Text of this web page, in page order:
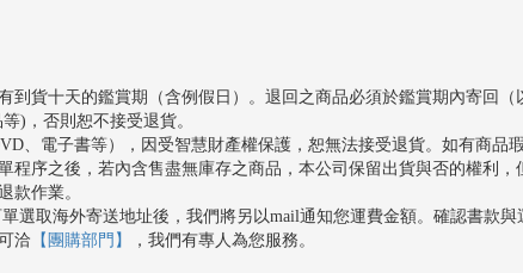
到貨十天的鑑賞期（含例假日）。退回之商品必須於鑑賞期內寄回
)，否則恕不接受退貨。
、電子書等），因受智慧財產權保護，恕無法接受退貨。如有商品
程序之後，若內含售盡無庫存之商品，本公司保留出貨與否的權利
款作業。
選取海外寄送地址後，我們將另以mail通知您運費金額。確認書款
洽 【團購部門】 ，我們有專人為您服務。